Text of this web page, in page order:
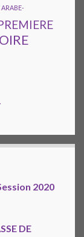
2020
DE